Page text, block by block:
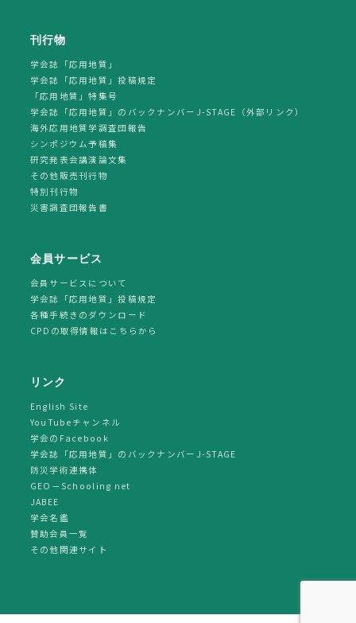
刊行物
学会誌「応用地質」
学会誌「応用地質」投稿規定
「応用地質」特集号
学会誌「応用地質」のバックナンバーJ-STAGE（外部リンク）
海外応用地質学調査団報告
シンポジウム予稿集
研究発表会講演論文集
その他販売刊行物
特別刊行物
災害調査団報告書
会員サービス
会員サービスについて
学会誌「応用地質」投稿規定
各種手続きのダウンロード
CPDの取得情報はこちらから
リンク
English Site
YouTubeチャンネル
学会のFacebook
学会誌「応用地質」のバックナンバーJ-STAGE
防災学術連携体
GEO－Schooling net
JABEE
学会名鑑
賛助会員一覧
その他関連サイト